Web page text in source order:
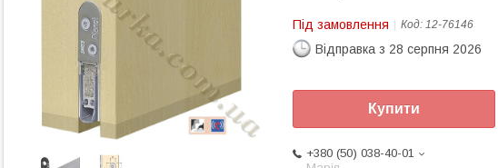
Під замовлення Код: 12-76146
Відправка з 28 серпня 2026
Купити
+380 (50) 038-40-01